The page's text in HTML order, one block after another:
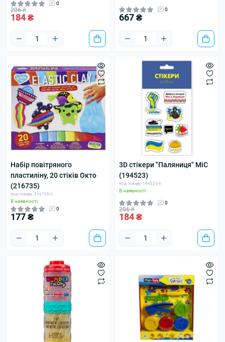
0
206 ₴
184 ₴
0
667 ₴
Набір повітряного
пластиліну, 20 стіків Окто
(216735)
Код товару: 216735-ti
В наявності
0
177 ₴
3D стікери "Паляниця" MiC
(194523)
Код товару: 194523-ti
В наявності
0
206 ₴
184 ₴